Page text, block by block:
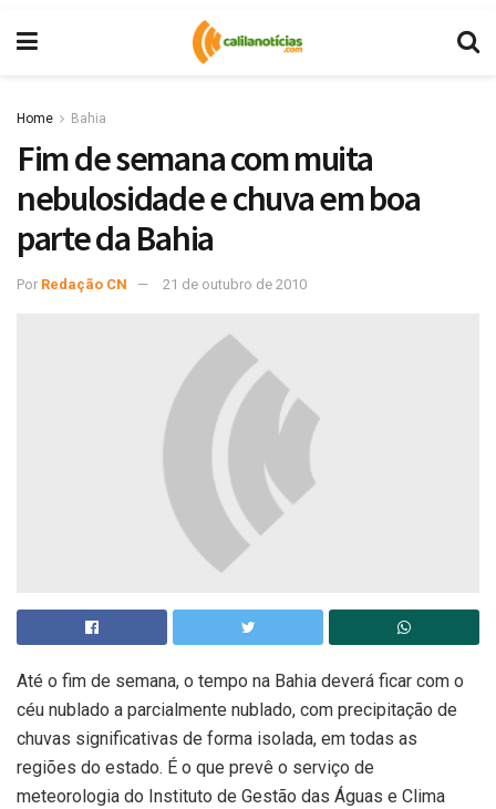
Home Bahia
Fim de semana com muita
nebulosidade e chuva em boa
parte da Bahia
Por Redação CN 21 de outubro de 2010
Até o fim de semana, o tempo na Bahia deverá ficar com o
céu nublado a parcialmente nublado, com precipitação de
chuvas significativas de forma isolada, em todas as
regiões do estado. É o que prevê o serviço de
meteorologia do Instituto de Gestão das Águas e Clima